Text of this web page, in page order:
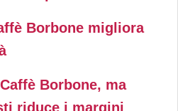
Borbone migliora
Borbone, ma
riduce i margini